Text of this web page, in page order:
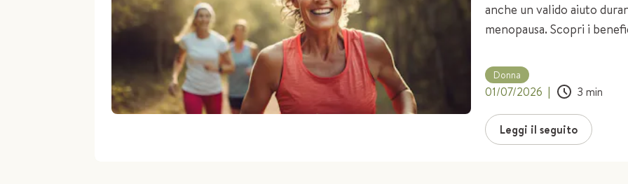
anche un valido aiuto
menopausa. Scopri i
Donna
01/07/2026 | 3 min
Leggi il seguito